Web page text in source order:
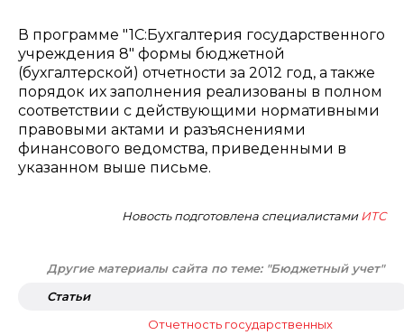
В программе "1С:Бухгалтерия государственного
учреждения 8" формы бюджетной
(бухгалтерской) отчетности за 2012 год, а также
порядок их заполнения реализованы в полном
соответствии с действующими нормативными
правовыми актами и разъяснениями
финансового ведомства, приведенными в
указанном выше письме.
Новость подготовлена специалистами ИТС
Другие материалы сайта по теме: "Бюджетный учет"
Статьи
Отчетность государственных